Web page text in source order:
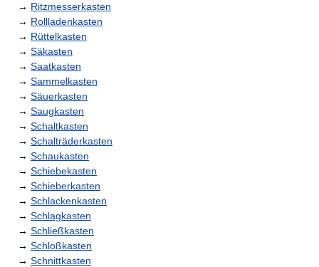
→ Ritzmesserkasten
→ Rollladenkasten
→ Rüttelkasten
→ Säkasten
→ Saatkasten
→ Sammelkasten
→ Säuerkasten
→ Saugkasten
→ Schaltkasten
→ Schalträderkasten
→ Schaukasten
→ Schiebekasten
→ Schieberkasten
→ Schlackenkasten
→ Schlagkasten
→ Schließkasten
→ Schloßkasten
→ Schnittkasten